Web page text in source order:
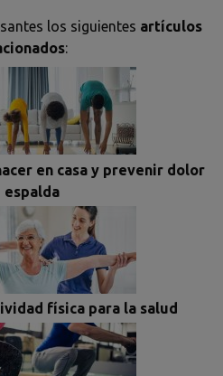
los siguientes artículos
:
en casa y prevenir dolor
espalda
física para la salud